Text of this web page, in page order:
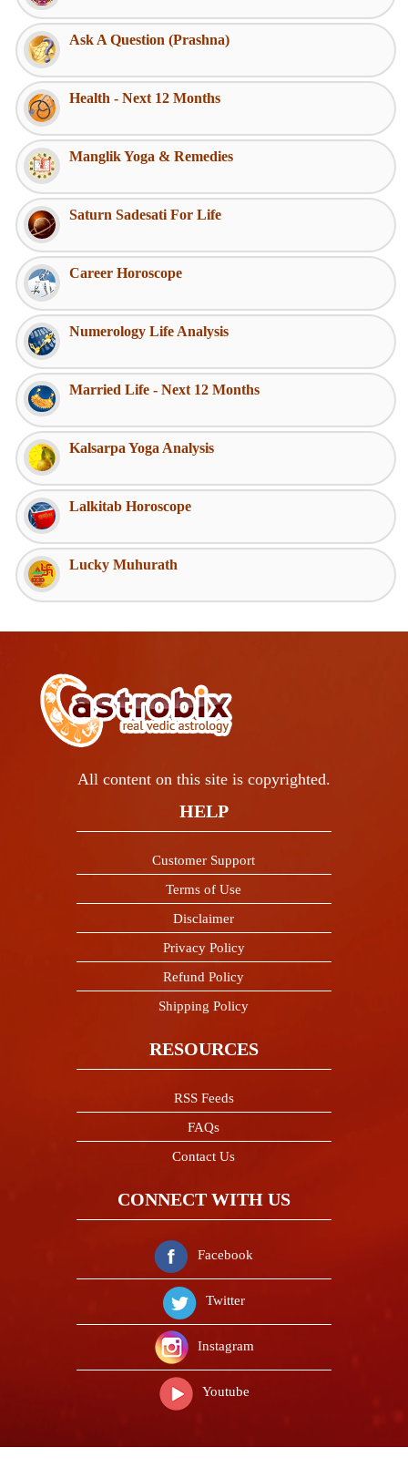
Ask A Question (Prashna)
Health - Next 12 Months
Manglik Yoga & Remedies
Saturn Sadesati For Life
Career Horoscope
Numerology Life Analysis
Married Life - Next 12 Months
Kalsarpa Yoga Analysis
Lalkitab Horoscope
Lucky Muhurath
All content on this site is copyrighted.
HELP
Customer Support
Terms of Use
Disclaimer
Privacy Policy
Refund Policy
Shipping Policy
RESOURCES
RSS Feeds
FAQs
Contact Us
CONNECT WITH US
Facebook
Twitter
Instagram
Youtube